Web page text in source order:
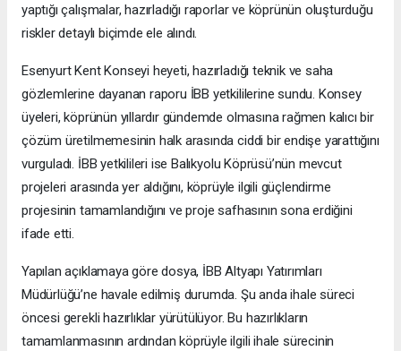
yaptığı çalışmalar, hazırladığı raporlar ve köprünün oluşturduğu
riskler detaylı biçimde ele alındı.
Esenyurt Kent Konseyi heyeti, hazırladığı teknik ve saha
gözlemlerine dayanan raporu İBB yetkililerine sundu. Konsey
üyeleri, köprünün yıllardır gündemde olmasına rağmen kalıcı bir
çözüm üretilmemesinin halk arasında ciddi bir endişe yarattığını
vurguladı. İBB yetkilileri ise Balıkyolu Köprüsü’nün mevcut
projeleri arasında yer aldığını, köprüyle ilgili güçlendirme
projesinin tamamlandığını ve proje safhasının sona erdiğini
ifade etti.
Yapılan açıklamaya göre dosya, İBB Altyapı Yatırımları
Müdürlüğü’ne havale edilmiş durumda. Şu anda ihale süreci
öncesi gerekli hazırlıklar yürütülüyor. Bu hazırlıkların
tamamlanmasının ardından köprüyle ilgili ihale sürecinin